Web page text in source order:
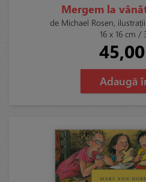
Mergem la
de Michael Rosen,
16 x 16 cm /
Adaugă